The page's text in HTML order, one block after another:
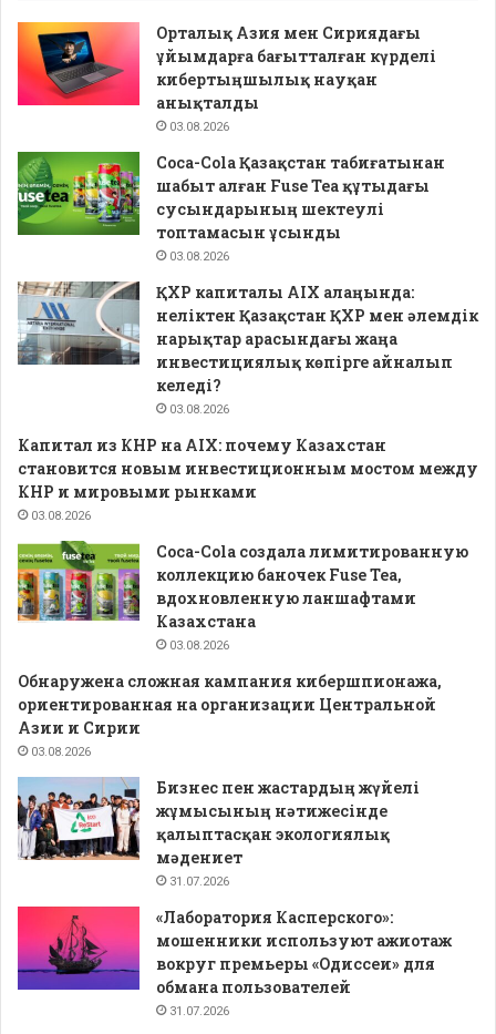
Орталық Азия мен Сириядағы
ұйымдарға бағытталған күрделі
кибертыңшылық науқан
анықталды
03.08.2026
Coca-Cola Қазақстан табиғатынан
шабыт алған Fuse Tea құтыдағы
сусындарының шектеулі
топтамасын ұсынды
03.08.2026
ҚХР капиталы AIX алаңында:
неліктен Қазақстан ҚХР мен әлемдік
нарықтар арасындағы жаңа
инвестициялық көпірге айналып
келеді?
03.08.2026
Капитал из КНР на AIX: почему Казахстан
становится новым инвестиционным мостом между
КНР и мировыми рынками
03.08.2026
Coca-Cola создала лимитированную
коллекцию баночек Fuse Tea,
вдохновленную ланшафтами
Казахстана
03.08.2026
Обнаружена сложная кампания кибершпионажа,
ориентированная на организации Центральной
Азии и Сирии
03.08.2026
Бизнес пен жастардың жүйелі
жұмысының нәтижесінде
қалыптасқан экологиялық
мәдениет
31.07.2026
«Лаборатория Касперского»:
мошенники используют ажиотаж
вокруг премьеры «Одиссеи» для
обмана пользователей
31.07.2026